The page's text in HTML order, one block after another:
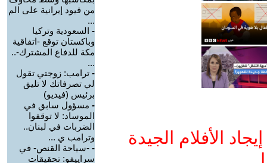
الأفلام الجيدة
من قيود إيرانية على الم
...
- السعودية وتركيا
وباكستان توقع -اتفاقية
مكة للدفاع المشترك-..
...
- ترامب: زوجتي تقول
لي تصرفاتك لا تليق
برئيس (فيديو)
- مسؤول سابق في
الموساد: لا توقفوا
الضربات في لبنان..
وترامب ي ...
- -سياحة القنص- في
سراييفو: تحقيقات